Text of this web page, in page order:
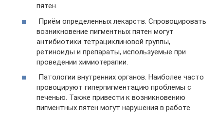
пятен.
Приём определенных лекарств. Спровоцировать
возникновение пигментных пятен могут
антибиотики тетрациклиновой группы,
ретиноиды и препараты, используемые при
проведении химиотерапии.
Патологии внутренних органов. Наиболее часто
провоцируют гиперпигментацию проблемы с
печенью. Также привести к возникновению
пигментных пятен могут нарушения в работе